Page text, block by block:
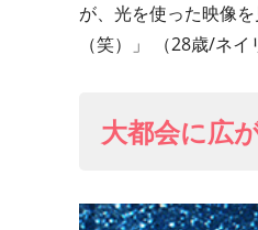
が、光を使った映像
（笑）」 （28歳/ネイ
大都会に広